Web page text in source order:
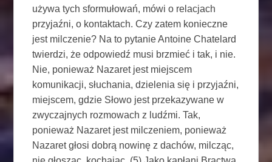
używa tych sformułowań, mówi o relacjach
przyjaźni, o kontaktach. Czy zatem konieczne
jest milczenie? Na to pytanie Antoine Chatelard
twierdzi, że odpowiedź musi brzmieć i tak, i nie.
Nie, ponieważ Nazaret jest miejscem
komunikacji, słuchania, dzielenia się i przyjaźni,
miejscem, gdzie Słowo jest przekazywane w
zwyczajnych rozmowach z ludźmi. Tak,
ponieważ Nazaret jest milczeniem, ponieważ
Nazaret głosi dobrą nowinę z dachów, milcząc,